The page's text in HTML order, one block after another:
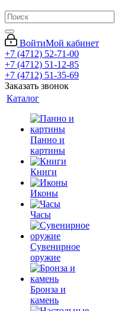
ВойтиМой кабинет
+7 (4712) 52-71-00
+7 (4712) 51-12-85
+7 (4712) 51-35-69
Заказать звонок
Каталог
Панно и
картины
Книги
Иконы
Часы
Сувенирное
оружие
Бронза и
камень